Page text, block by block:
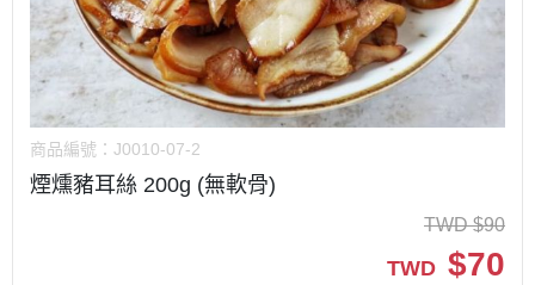
商品編號： J0010-07-2
煙燻豬耳絲 200g (無軟骨)
TWD $90
TWD $70